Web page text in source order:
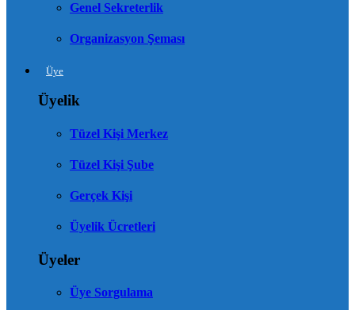
Genel Sekreterlik
Organizasyon Şeması
Üye
Üyelik
Tüzel Kişi Merkez
Tüzel Kişi Şube
Gerçek Kişi
Üyelik Ücretleri
Üyeler
Üye Sorgulama